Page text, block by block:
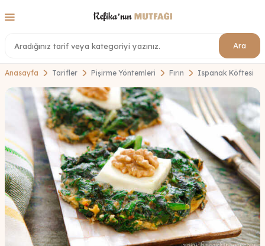
Ara
Anasayfa Tarifler Pişirme Yöntemleri Fırın Ispanak Köftesi